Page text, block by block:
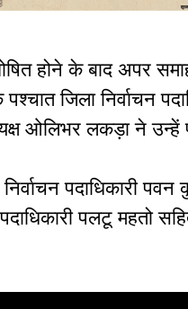
होने के बाद अपर
जिला निर्वाचन
ओलिभर लकड़ा ने उन्हें
पदाधिकारी
पलटू महतो